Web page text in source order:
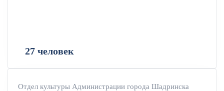
27 человек
Отдел культуры Администрации города Шадринска